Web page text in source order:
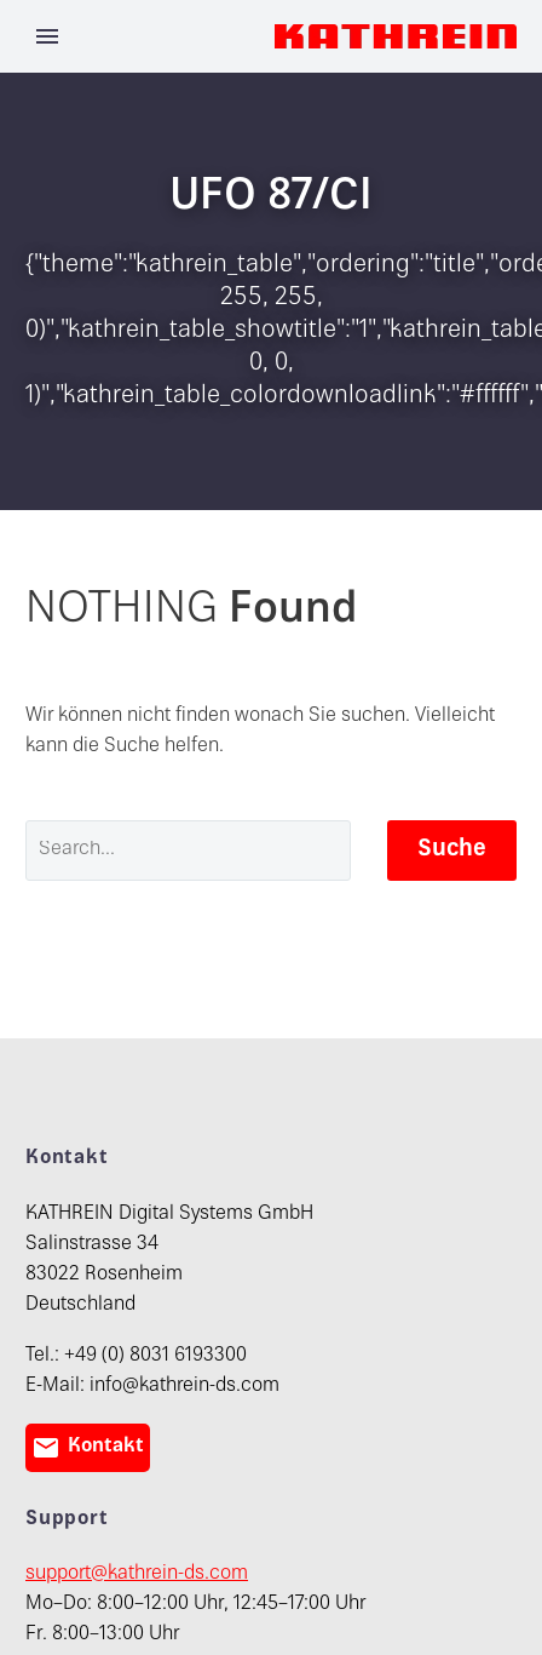
UFO 87/CI
255, 255,
0, 0,
NOTHING Found
Wir können nicht finden wonach Sie suchen. Vielleicht
kann die Suche helfen.
Suche
Kontakt
KATHREIN Digital Systems GmbH
Salinstrasse 34
83022 Rosenheim
Deutschland
Tel.: +49 (0) 8031 6193300
E-Mail: info@kathrein-ds.com
 Kontakt
Support
support@kathrein-ds.com
Mo–Do: 8:00–12:00 Uhr, 12:45–17:00 Uhr
Fr. 8:00–13:00 Uhr